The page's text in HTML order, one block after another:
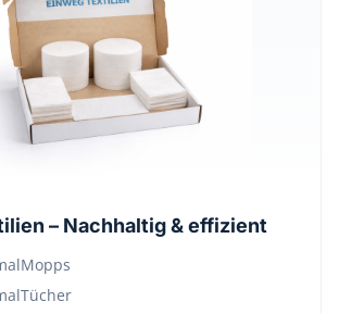
– Nachhaltig & effizient